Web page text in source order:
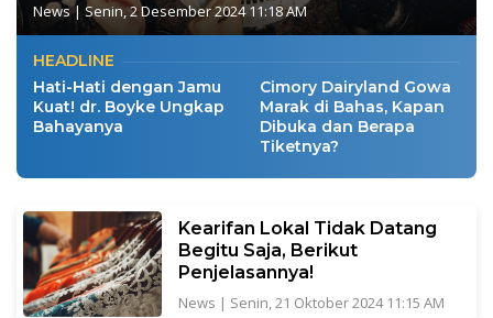
News| Senin, 2 Desember 2024 11:18 AM
HEADLINE
Hati-Hati dengan Jamu
Kuat! dr. Boyke Ungkap
Bahayanya
Cimory Dairyland Gowa
Marak di Bahas, Kapan
Dibuka dan Berapa
Tiketnya?
Kearifan Lokal Tidak Datang
Begitu Saja, Berikut
Penjelasannya!
News | Senin, 21 Oktober 2024 11:15 AM